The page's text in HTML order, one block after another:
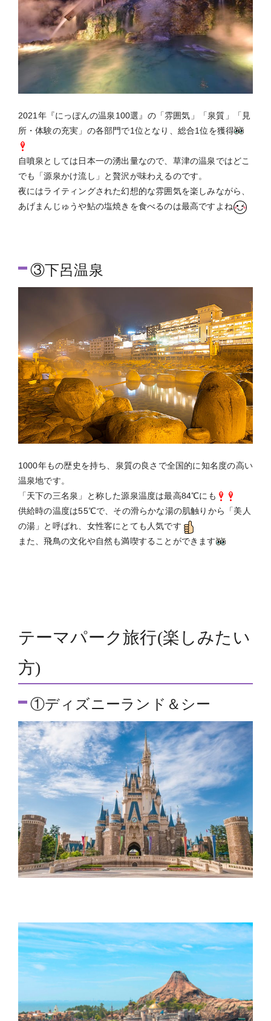
2021年『にっぽんの温泉100選』の「雰囲気」「泉質」「見
所・体験の充実」の各部門で1位となり、総合1位を獲得
自噴泉としては日本一の湧出量なので、草津の温泉ではどこ
でも「源泉かけ流し」と贅沢が味わえるのです。
夜にはライティングされた幻想的な雰囲気を楽しみながら、
あげまんじゅうや鮎の塩焼きを食べるのは最高ですよね
③下呂温泉
1000年もの歴史を持ち、泉質の良さで全国的に知名度の高い
温泉地です。
「天下の三名泉」と称した源泉温度は最高84℃にも
供給時の温度は55℃で、その滑らかな湯の肌触りから「美人
の湯」と呼ばれ、女性客にとても人気です
また、飛鳥の文化や自然も満喫することができます
テーマパーク旅行(楽しみたい
方)
①ディズニーランド＆シー